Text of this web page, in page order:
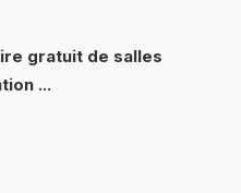
gratuit de salles
...